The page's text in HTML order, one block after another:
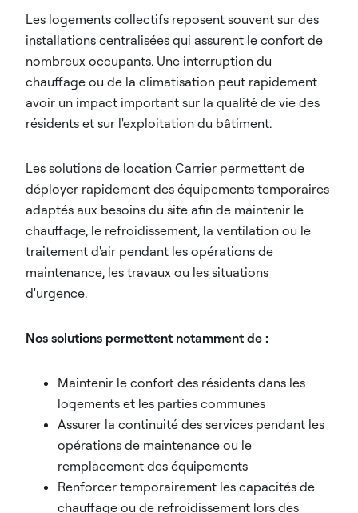
Les logements collectifs reposent souvent sur des
installations centralisées qui assurent le confort de
nombreux occupants. Une interruption du
chauffage ou de la climatisation peut rapidement
avoir un impact important sur la qualité de vie des
résidents et sur l'exploitation du bâtiment.
Les solutions de location Carrier permettent de
déployer rapidement des équipements temporaires
adaptés aux besoins du site afin de maintenir le
chauffage, le refroidissement, la ventilation ou le
traitement d'air pendant les opérations de
maintenance, les travaux ou les situations
d'urgence.
Nos solutions permettent notamment de :
Maintenir le confort des résidents dans les
logements et les parties communes
Assurer la continuité des services pendant les
opérations de maintenance ou le
remplacement des équipements
Renforcer temporairement les capacités de
chauffage ou de refroidissement lors des